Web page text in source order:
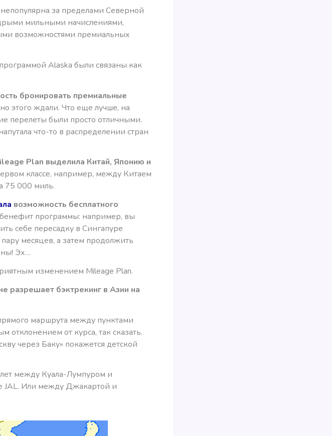
за пределами Северной
мильными начислениями,
возможностями премиальных
Alaska были связаны как
бронировать премиальные
этого ждали. Что еще лучше, на
перелеты были просто отличными.
что-то в распределении стран
Plan выделила Китай, Японию и
классе, например, между Китаем
75 000 миль.
возможность бесплатного
программы: например, вы
себе пересадку в Сингапуре
месяцев, а затем продолжить
Эх…
изменением Mileage Plan.
разрешает бэктрекинг в Азии на
маршрута между пунктами
отклонением от курса, так сказать.
через Баку» покажется детской
между Куала-Лумпуром и
JAL. Или между Джакартой и